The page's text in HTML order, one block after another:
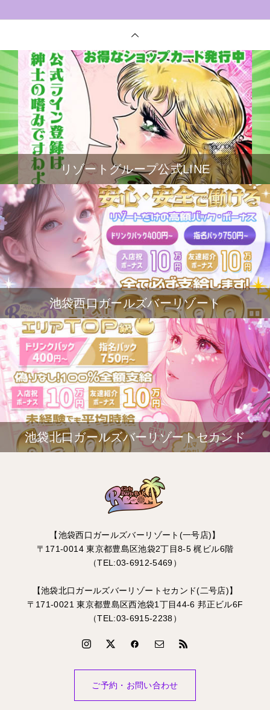
リゾートグループ公式LINE
池袋西口ガールズバーリゾート
池袋北口ガールズバーリゾートセカンド
【池袋西口ガールズバーリゾート(一号店)】
〒171-0014 東京都豊島区池袋2丁目8-5 梶ビル6階
（TEL:03-6912-5469）
【池袋北口ガールズバーリゾートセカンド(二号店)】
〒171-0021 東京都豊島区西池袋1丁目44-6 邦正ビル6F
（TEL:03-6915-2238）
ご予約・お問い合わせ